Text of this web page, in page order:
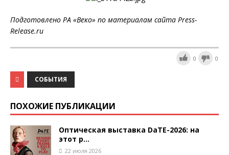
Подготовлено РА «Веко» по материалам сайта Press-
Release.ru
0 0
СОБЫТИЯ
ПОХОЖИЕ ПУБЛИКАЦИИ
Оптическая выставка DaTE-2026: на
этот р...
22 июля 2026